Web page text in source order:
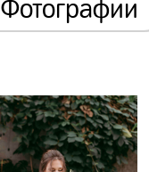
Фотографии